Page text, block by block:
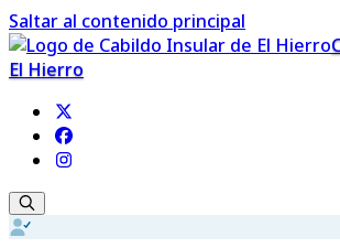
Saltar al contenido principal
El Hierro